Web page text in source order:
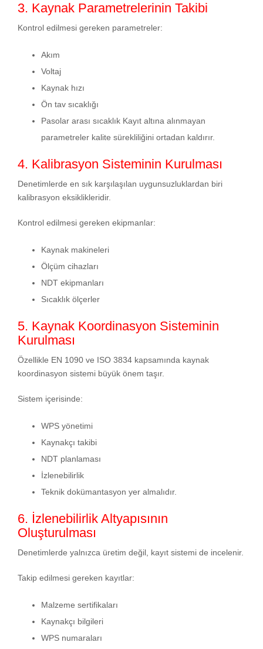
3. Kaynak Parametrelerinin Takibi
Kontrol edilmesi gereken parametreler:
Akım
Voltaj
Kaynak hızı
Ön tav sıcaklığı
Pasolar arası sıcaklık Kayıt altına alınmayan
parametreler kalite sürekliliğini ortadan kaldırır.
4. Kalibrasyon Sisteminin Kurulması
Denetimlerde en sık karşılaşılan uygunsuzluklardan biri
kalibrasyon eksiklikleridir.
Kontrol edilmesi gereken ekipmanlar:
Kaynak makineleri
Ölçüm cihazları
NDT ekipmanları
Sıcaklık ölçerler
5. Kaynak Koordinasyon Sisteminin
Kurulması
Özellikle EN 1090 ve ISO 3834 kapsamında kaynak
koordinasyon sistemi büyük önem taşır.
Sistem içerisinde:
WPS yönetimi
Kaynakçı takibi
NDT planlaması
İzlenebilirlik
Teknik dokümantasyon yer almalıdır.
6. İzlenebilirlik Altyapısının
Oluşturulması
Denetimlerde yalnızca üretim değil, kayıt sistemi de incelenir.
Takip edilmesi gereken kayıtlar:
Malzeme sertifikaları
Kaynakçı bilgileri
WPS numaraları